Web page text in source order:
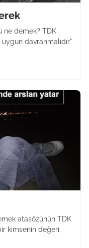
ne demek? TDK
davranmalıdır"
atasözünün TDK
kimsenin değeri,